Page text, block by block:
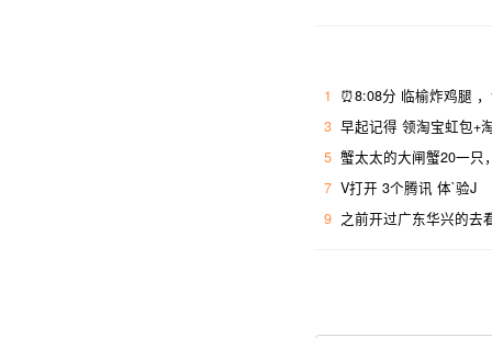
1 ⏰8:08分 临榆炸鸡腿
3 早起记得 领淘宝虹包+淘
5 蟹太太的大闸蟹20一只
7 V打开 3个腾讯 体`验J
9 之前开过广东华兴的去